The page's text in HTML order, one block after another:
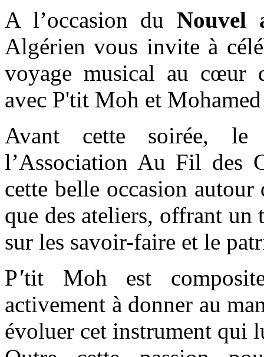
A l’occasion du Nouvel
Algérien vous invite à
voyage musical au cœur
avec P'tit Moh et
Avant cette soirée, le
l’Association Au Fil des
cette belle occasion autour
que des ateliers, offrant un
sur les savoir-faire et le
P'tit Moh est
activement à donner au
évoluer cet instrument qui